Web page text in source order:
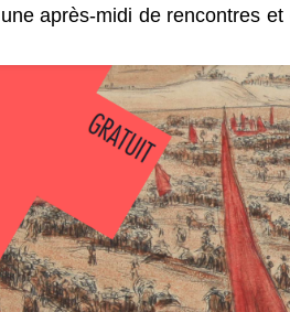
après-midi de rencontres